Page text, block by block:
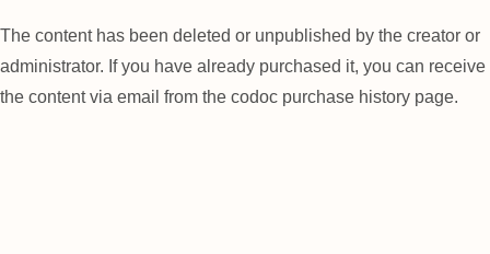
The content has been deleted or unpublished by the creator or
administrator. If you have already purchased it, you can receive
the content via email from the codoc purchase history page.